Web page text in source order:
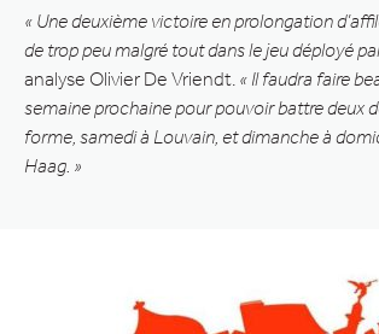
« Une deuxième victoire en prolongation
de trop peu malgré tout dans le jeu déployé
analyse Olivier De Vriendt. « Il faudra faire
semaine prochaine pour pouvoir battre deux
forme, samedi à Louvain, et dimanche à
Haag. »